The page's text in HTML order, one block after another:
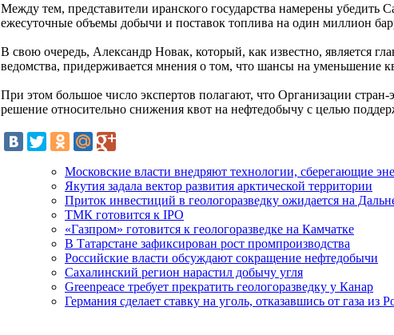
Между тем, представители иранского государства намерены убедить
ежесуточные объемы добычи и поставок топлива на один миллион
В свою очередь, Александр Новак, который, как известно, является
ведомства, придерживается мнения о том, что шансы на уменьшение
При этом большое число экспертов полагают, что Организации
решение относительно снижения квот на нефтедобычу с целью
Московские власти внедряют технологии, сберегающие
Якутия задала вектор развития арктической территории
Приток инвестиций в геологоразведку ожидается на
ТМК готовится к IPO
«Газпром» готовится к геологоразведке на Камчатке
В Татарстане зафиксирован рост промпроизводства
Российские власти обсуждают сокращение нефтедобычи
Сахалинский регион нарастил добычу угля
Greenpeace требует прекратить геологоразведку у Канар
Германия сделает ставку на уголь, отказавшись от газа из